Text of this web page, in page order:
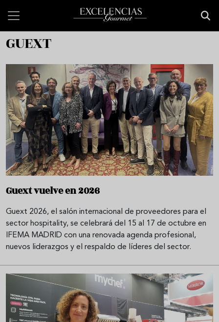
GUEXT
Guext vuelve en 2026
Guext 2026, el salón internacional de proveedores para el
sector hospitality, se celebrará del 15 al 17 de octubre en
IFEMA MADRID con una renovada agenda profesional,
nuevos liderazgos y el respaldo de líderes del sector.